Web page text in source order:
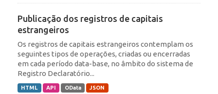
Publicação dos registros de capitais
estrangeiros
Os registros de capitais estrangeiros contemplam os
seguintes tipos de operações, criadas ou encerradas
em cada período data-base, no âmbito do sistema de
Registro Declaratório...
HTML API OData JSON